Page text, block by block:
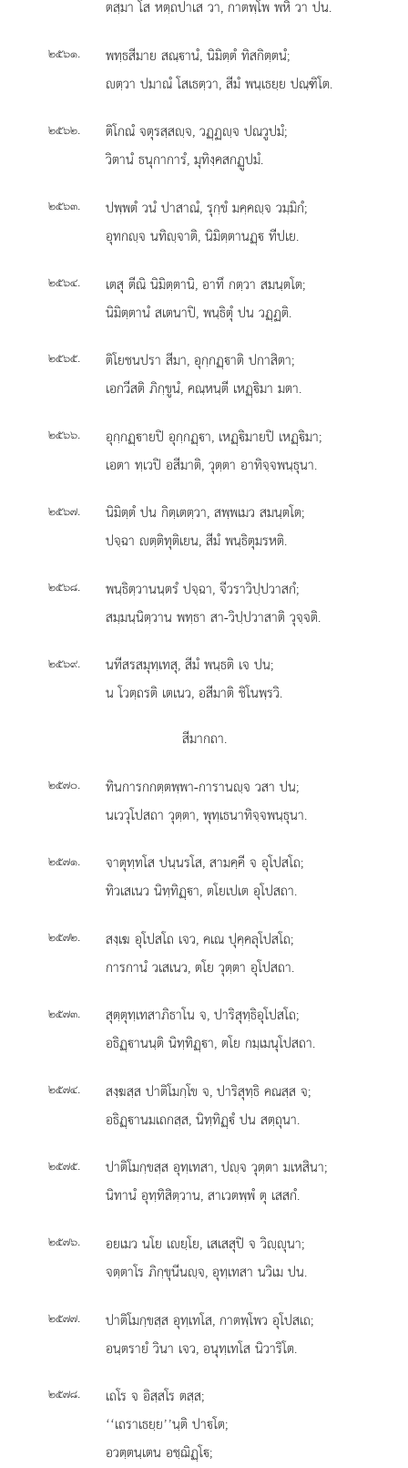
ตสฺมา โส หตฺถปาเส วา, กาตพฺโพ พหิ วา ปน.
๒๕๖๑.
พทฺธสีมาย สณฺานํ, นิมิตฺตํ ทิสกิตฺตนํ;
ตฺวา ปมาณํ โสเธตฺวา, สีมํ พนฺเธยฺย ปณฺฑิโต.
๒๕๖๒. ติโกณํ จตุรสฺสฺจ, วฏฺฏฺจ ปณวูปมํ;
วิตานํ ธนุกาการํ, มุทิงฺคสกฏูปมํ.
๒๕๖๓. ปพฺพตํ วนํ ปาสาณํ, รุกฺขํ มคฺคฺจ วมฺมิกํ;
อุทกฺจ นทิฺจาติ, นิมิตฺตานฏฺ ทีปเย.
๒๕๖๔.
เตสุ ตีณิ นิมิตฺตานิ, อาทึ กตฺวา สมนฺตโต;
นิมิตฺตานํ สเตนาปิ, พนฺธิตุํ ปน วฏฺฏติ.
๒๕๖๕.
ติโยชนปรา สีมา, อุกฺกฏฺาติ ปกาสิตา;
เอกวีสติ ภิกฺขูนํ, คณฺหนฺตี เหฏฺิมา มตา.
๒๕๖๖.
อุกฺกฏฺายปิ อุกฺกฏฺา, เหฏฺิมายปิ เหฏฺิมา;
เอตา ทฺเวปิ อสีมาติ, วุตฺตา อาทิจฺจพนฺธุนา.
๒๕๖๗.
นิมิตฺตํ ปน กิตฺเตตฺวา, สพฺพเมว สมนฺตโต;
ปจฺฉา ตฺติทุติเยน, สีมํ พนฺธิตุมรหติ.
๒๕๖๘.
พนฺธิตฺวานนฺตรํ ปจฺฉา, จีวราวิปฺปวาสกํ;
สมฺมนฺนิตฺวาน พทฺธา สา-วิปฺปวาสาติ วุจฺจติ.
๒๕๖๙.
นทีสรสมุทฺเทสุ, สีมํ พนฺธติ เจ ปน;
น โวตฺถรติ เตเนว, อสีมาติ ชิโนพฺรวิ.
สีมากถา.
๒๕๗๐.
ทินการกกตฺตพฺพา-การานฺจ วสา ปน;
นเววุโปสถา วุตฺตา, พุทฺเธนาทิจฺจพนฺธุนา.
๒๕๗๑.
จาตุทฺทโส ปนฺนรโส, สามคฺคี จ อุโปสโถ;
ทิวเสเนว นิทฺทิฏฺา, ตโยเปเต อุโปสถา.
๒๕๗๒.
สงฺเฆ อุโปสโถ เจว, คเณ ปุคฺคลุโปสโถ;
การกานํ วเสเนว, ตโย วุตฺตา อุโปสถา.
๒๕๗๓. สุตฺตุทฺเทสาภิธาโน จ, ปาริสุทฺธิอุโปสโถ;
อธิฏฺานนฺติ นิทฺทิฏฺา, ตโย กมฺเมนุโปสถา.
๒๕๗๔.
สงฺฆสฺส ปาติโมกฺโข จ, ปาริสุทฺธิ คณสฺส จ;
อธิฏฺานมเถกสฺส, นิทฺทิฏฺํ ปน สตฺถุนา.
๒๕๗๕.
ปาติโมกฺขสฺส อุทฺเทสา, ปฺจ วุตฺตา มเหสินา;
นิทานํ อุทฺทิสิตฺวาน, สาเวตพฺพํ ตุ เสสกํ.
๒๕๗๖. อยเมว นโย เยฺโย, เสเสสุปิ จ วิฺุนา;
จตฺตาโร ภิกฺขุนีนฺจ, อุทฺเทสา นวิเม ปน.
๒๕๗๗.
ปาติโมกฺขสฺส อุทฺเทโส, กาตพฺโพว อุโปสเถ;
อนฺตรายํ วินา เจว, อนุทฺเทโส นิวาริโต.
๒๕๗๘.
เถโร จ อิสฺสโร ตสฺส;
‘‘เถราเธยฺย’’นฺติ ปาโต;
อวตฺตนฺเตน อชฺฌิฏฺโ;